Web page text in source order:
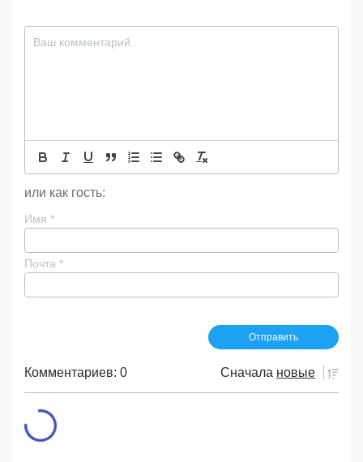
или как гость:
Имя *
Почта *
Комментариев: 0 Сначала новые